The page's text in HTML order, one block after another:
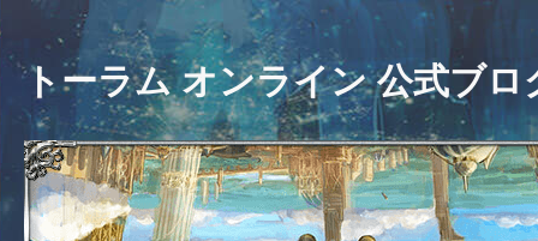
トーラム オンライン 公式ブロ